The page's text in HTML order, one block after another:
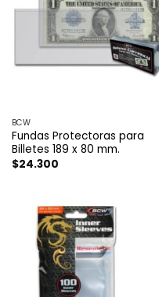
BCW
Fundas Protectoras para
Billetes 189 x 80 mm.
$24.300